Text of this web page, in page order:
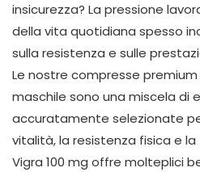
insicurezza? La pressione
della vita quotidiana spesso
sulla resistenza e sulle
Le nostre compresse
maschile sono una miscela di
accuratamente selezionate
vitalità, la resistenza fisica e la
Vigra 100 mg offre molteplici